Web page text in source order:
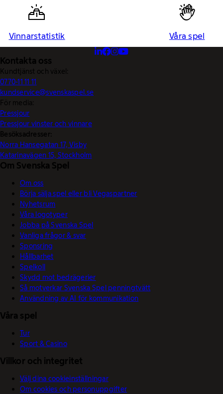
Vinnarstatistik Våra spel
Kontakta oss
Kundtjänst och växel:
0770-11 11 11
kundservice@svenskaspel.se
För media:
Pressjour
Pressjour vinster och vinnare
Besöksadresser:
Norra Hansegatan 17, Visby
Katarinavägen 15, Stockholm
Om Svenska Spel
Om oss
Börja sälja spel eller bli Vegaspartner
Nyhetsrum
Våra logotyper
Jobba på Svenska Spel
Vanliga frågor & svar
Sponsring
Hållbarhet
Spelkoll
Skydd mot bedrägerier
Så motverkar Svenska Spel penningtvätt
Användning av AI för kommunikation
Våra spel
Tur
Sport & Casino
Villkor och integritet
Välj dina cookieinställningar
Om cookies och personuppgifter